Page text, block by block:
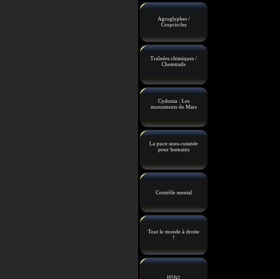
Agroglyphes /
Cropcircles
Traînées chimiques /
Chemtrails
Cydonia : Les
monuments de Mars
La puce sous-cutanée
pour humains
Contrôle mental
Tout le monde à droite
!
H5N1